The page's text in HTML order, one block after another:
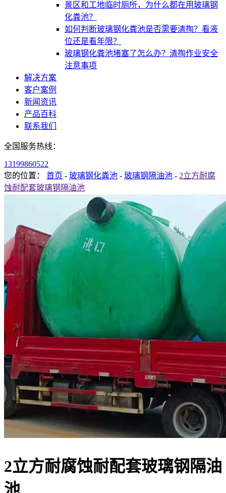
景区和工地临时厕所，为什么都在用玻璃钢
化粪池？
如何判断玻璃钢化粪池是否需要清掏？看液
位还是看年限？
玻璃钢化粪池堵塞了怎么办？清掏作业安全
注意事项
解决方案
客户案例
新闻资讯
产品百科
联系我们
全国服务热线：
13199860522
您的位置： 首页 - 玻璃钢化粪池 - 玻璃钢隔油池 - 2立方耐腐
蚀耐配套玻璃钢隔油池
2立方耐腐蚀耐配套玻璃钢隔油